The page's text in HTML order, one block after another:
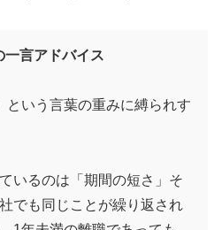
言アドバイス
という言葉の重みに縛られす
いるのは「期間の短さ」そ
でも同じことが繰り返され